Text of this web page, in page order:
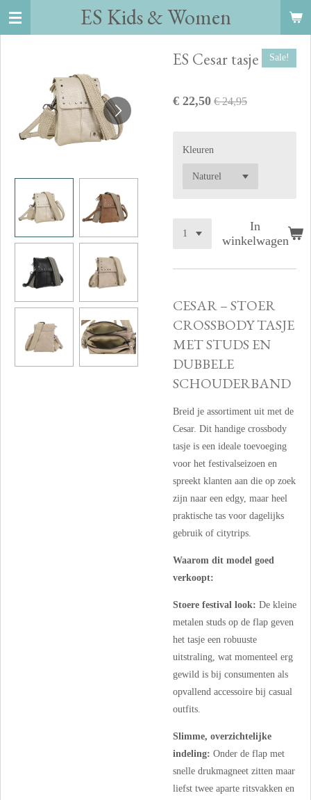
Ga
hoofdinhoud
ES Kids&Women
ES Cesar tasje Sale!
€ 22,50 € 24,95
Kleuren
In
winkelwagen
CESAR – STOER
CROSSBODY TASJE
MET STUDS EN
DUBBELE
SCHOUDERBAND
Breid je assortiment uit met de
Cesar. Dit handige crossbody
tasje is een ideale toevoeging
voor het festivalseizoen en
spreekt klanten aan die op zoek
zijn naar een edgy, maar heel
praktische tas voor dagelijks
gebruik of citytrips.
Waarom dit model goed
verkoopt:
Stoere festival look: De kleine
metalen studs op de flap geven
het tasje een robuuste
uitstraling, wat momenteel erg
gewild is bij consumenten als
opvallend accessoire bij casual
outfits.
Slimme, overzichtelijke
indeling: Onder de flap met
snelle drukmagneet zitten maar
liefst twee aparte ritsvakken en